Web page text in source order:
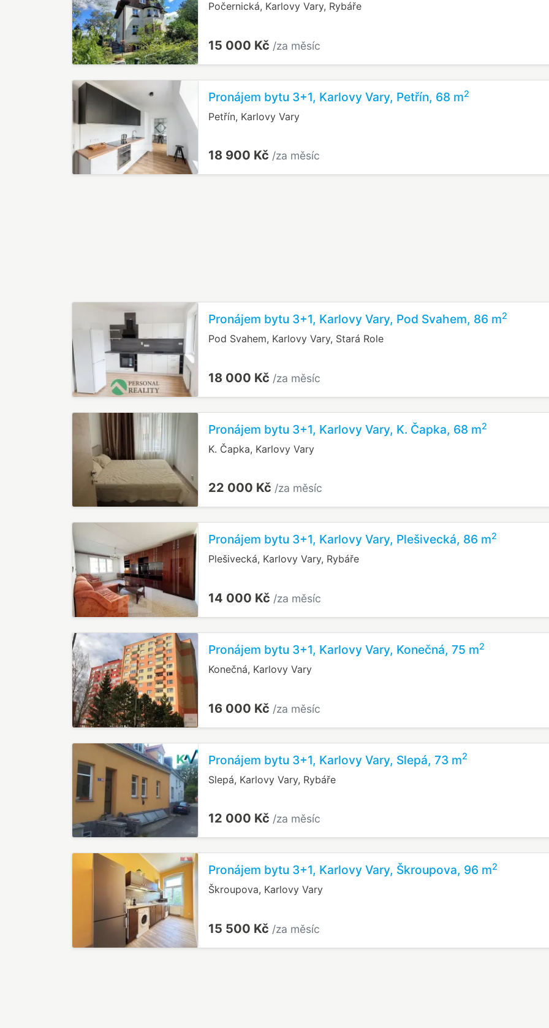
Počernická, Karlovy Vary, Rybáře
15 000 Kč /za měsíc
Pronájem bytu 3+1, Karlovy Vary, Petřín, 68 m2
Petřín, Karlovy Vary
18 900 Kč /za měsíc
Pronájem bytu 3+1, Karlovy Vary, Pod Svahem, 86 m2
Pod Svahem, Karlovy Vary, Stará Role
18 000 Kč /za měsíc
Pronájem bytu 3+1, Karlovy Vary, K. Čapka, 68 m2
K. Čapka, Karlovy Vary
22 000 Kč /za měsíc
Pronájem bytu 3+1, Karlovy Vary, Plešivecká, 86 m2
Plešivecká, Karlovy Vary, Rybáře
14 000 Kč /za měsíc
Pronájem bytu 3+1, Karlovy Vary, Konečná, 75 m2
Konečná, Karlovy Vary
16 000 Kč /za měsíc
Pronájem bytu 3+1, Karlovy Vary, Slepá, 73 m2
Slepá, Karlovy Vary, Rybáře
12 000 Kč /za měsíc
Pronájem bytu 3+1, Karlovy Vary, Škroupova, 96 m2
Škroupova, Karlovy Vary
15 500 Kč /za měsíc